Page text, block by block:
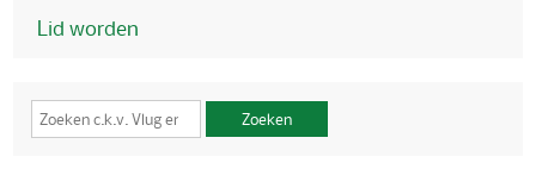
Lid worden
Zoeken